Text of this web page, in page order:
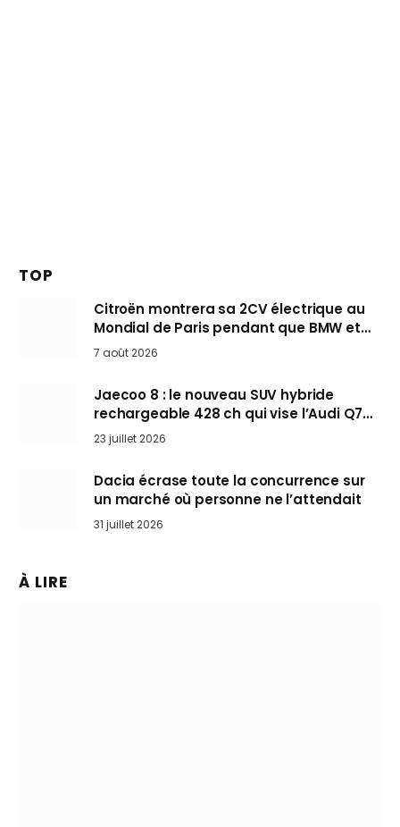
TOP
Citroën montrera sa 2CV électrique au
Mondial de Paris pendant que BMW et
Mini désertent le salon
7 août 2026
Jaecoo 8 : le nouveau SUV hybride
rechargeable 428 ch qui vise l’Audi Q7
arrive en Europe cet automne
23 juillet 2026
Dacia écrase toute la concurrence sur
un marché où personne ne l’attendait
31 juillet 2026
À LIRE